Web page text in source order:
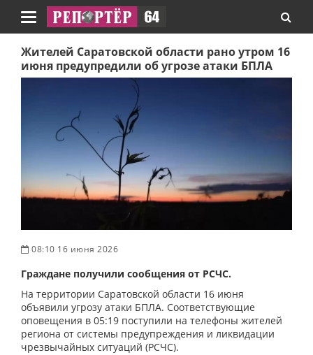
Навигация
Жителей Саратовской области рано утром 16
июня предупредили об угрозе атаки БПЛА
08:10 16 июня 2026
Граждане получили сообщения от РСЧС.
На территории Саратовской области 16 июня
объявили угрозу атаки БПЛА. Соответствующие
оповещения в 05:19 поступили на телефоны жителей
региона от системы предупреждения и ликвидации
чрезвычайных ситуаций (РСЧС).